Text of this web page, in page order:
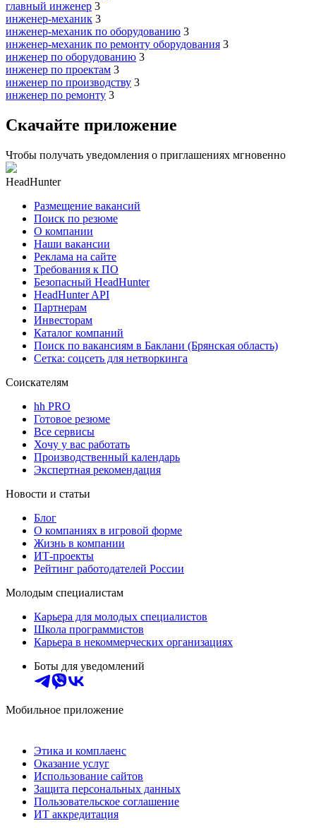
главный инженер 3
инженер-механик 3
инженер-механик по оборудованию 3
инженер-механик по ремонту оборудования 3
инженер по оборудованию 3
инженер по проектам 3
инженер по производству 3
инженер по ремонту 3
Скачайте приложение
Чтобы получать уведомления о приглашениях мгновенно
HeadHunter
Размещение вакансий
Поиск по резюме
О компании
Наши вакансии
Реклама на сайте
Требования к ПО
Безопасный HeadHunter
HeadHunter API
Партнерам
Инвесторам
Каталог компаний
Поиск по вакансиям в Баклани (Брянская область)
Сетка: соцсеть для нетворкинга
Соискателям
hh PRO
Готовое резюме
Все сервисы
Хочу у вас работать
Производственный календарь
Экспертная рекомендация
Новости и статьи
Блог
О компаниях в игровой форме
Жизнь в компании
ИТ-проекты
Рейтинг работодателей России
Молодым специалистам
Карьера для молодых специалистов
Школа программистов
Карьера в некоммерческих организациях
Боты для уведомлений
Мобильное приложение
Этика и комплаенс
Оказание услуг
Использование сайтов
Защита персональных данных
Пользовательское соглашение
ИТ аккредитация